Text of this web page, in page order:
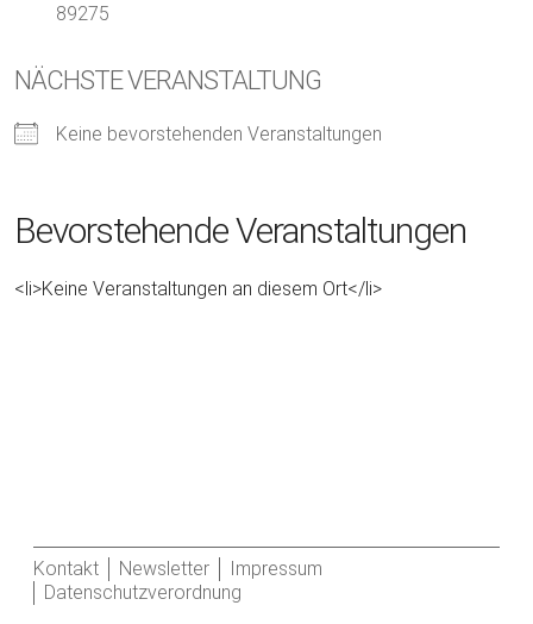
89275
NÄCHSTE VERANSTALTUNG
Keine bevorstehenden Veranstaltungen
Bevorstehende Veranstaltungen
<li>Keine Veranstaltungen an diesem Ort</li>
Kontakt Newsletter
Impressum
Datenschutzverordnung